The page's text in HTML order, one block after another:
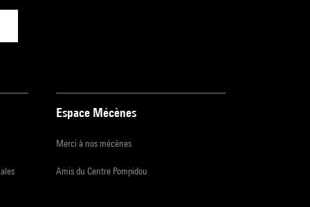
Espace Mécènes
Merci à nos mécènes
Amis du Centre Pompidou